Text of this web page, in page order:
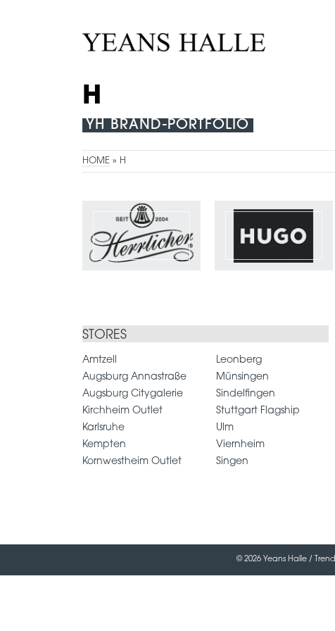
H
YH BRAND-PORTFOLIO
HOME » H
STORES
Amtzell
Augsburg Annastraße
Augsburg Citygalerie
Kirchheim Outlet
Karlsruhe
Kempten
Kornwestheim Outlet
Leonberg
Münsingen
Sindelfingen
Stuttgart Flagship
Ulm
Viernheim
Singen
© 2026 Yeans Halle /